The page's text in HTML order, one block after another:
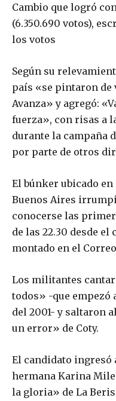
Cambio que logró
(6.350.690 votos),
los votos
Según su
país «se pintaron de
Avanza» y agregó:
fuerza», con risas a
durante la campaña
por parte de otros
El búnker ubicado
Buenos Aires
conocerse las
de las 22.30 desde
montado en el
Los militantes
todos» -que empezó
del 2001- y saltaron
un error» de Coty.
El candidato ingresó
hermana Karina
la gloria» de La